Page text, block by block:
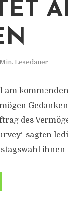
Min. Lesedauer
am
des
sagten
ihnen